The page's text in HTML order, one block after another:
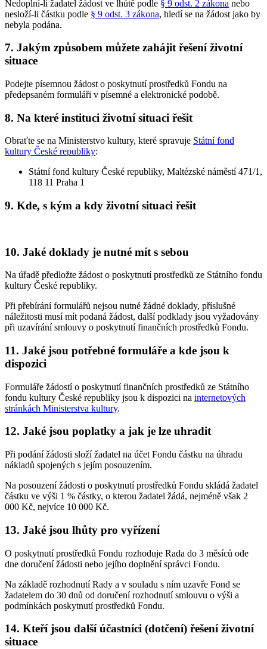
Nedoplní-li žadatel žádost ve lhůtě podle § 9 odst. 2 zákona nebo
nesloží-li částku podle § 9 odst. 3 zákona, hledí se na žádost jako by
nebyla podána.
7. Jakým způsobem můžete zahájit řešení životní
situace
Podejte písemnou žádost o poskytnutí prostředků Fondu na
předepsaném formuláři v písemné a elektronické podobě.
8. Na které instituci životní situaci řešit
Obraťte se na Ministerstvo kultury, které spravuje Státní fond
kultury České republiky:
Státní fond kultury České republiky, Maltézské náměstí 471/1,
118 11 Praha 1
9. Kde, s kým a kdy životní situaci řešit
10. Jaké doklady je nutné mít s sebou
Na úřadě předložte žádost o poskytnutí prostředků ze Státního fondu
kultury České republiky.
Při přebírání formulářů nejsou nutné žádné doklady, příslušné
náležitosti musí mít podaná žádost, další podklady jsou vyžadovány
při uzavírání smlouvy o poskytnutí finančních prostředků Fondu.
11. Jaké jsou potřebné formuláře a kde jsou k
dispozici
Formuláře žádostí o poskytnutí finančních prostředků ze Státního
fondu kultury České republiky jsou k dispozici na internetových
stránkách Ministerstva kultury.
12. Jaké jsou poplatky a jak je lze uhradit
Při podání žádosti složí žadatel na účet Fondu částku na úhradu
nákladů spojených s jejím posouzením.
Na posouzení žádosti o poskytnutí prostředků Fondu skládá žadatel
částku ve výši 1 % částky, o kterou žadatel žádá, nejméně však 2
000 Kč, nejvíce 10 000 Kč.
13. Jaké jsou lhůty pro vyřízení
O poskytnutí prostředků Fondu rozhoduje Rada do 3 měsíců ode
dne doručení žádosti nebo jejího doplnění správci Fondu.
Na základě rozhodnutí Rady a v souladu s ním uzavře Fond se
žadatelem do 30 dnů od doručení rozhodnutí smlouvu o výši a
podmínkách poskytnutí prostředků Fondu.
14. Kteří jsou další účastníci (dotčení) řešení životní
situace